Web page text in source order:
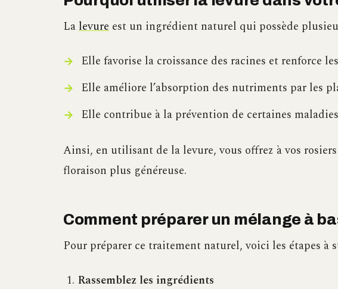
Lalevure est un ingrédient naturel qui possède
Elle favorise la croissance des racines et renforce
Elle améliore l’absorption des nutriments par les
Elle contribue à la prévention de certaines
Ainsi, en utilisant de la levure, vous offrez à vos
floraison plus généreuse.
Comment préparer un mélange à
Pour préparer ce traitement naturel, voici les étapes à
Rassemblez les ingrédients